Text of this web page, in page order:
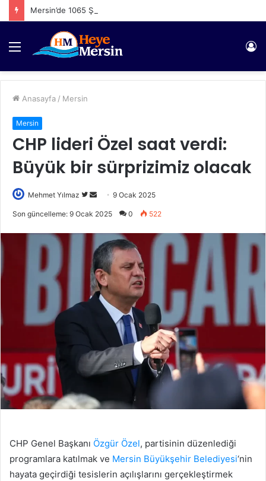
Mersin’de 1065 Şahıs Yakalandı
Menü
Anasayfa / Mersin
Mersin
CHP lideri Özel saat verdi:
Büyük bir sürprizimiz olacak
Mehmet Yılmaz
Twitter'da
Bir
göndermek
9 Ocak 2025
Son güncelleme: 9 Ocak 2025 0 522
CHP Genel Başkanı Özgür Özel, partisinin düzenlediği
programlara katılmak ve Mersin Büyükşehir Belediyesi‘nin
hayata geçirdiği tesislerin açılışlarını gerçekleştirmek